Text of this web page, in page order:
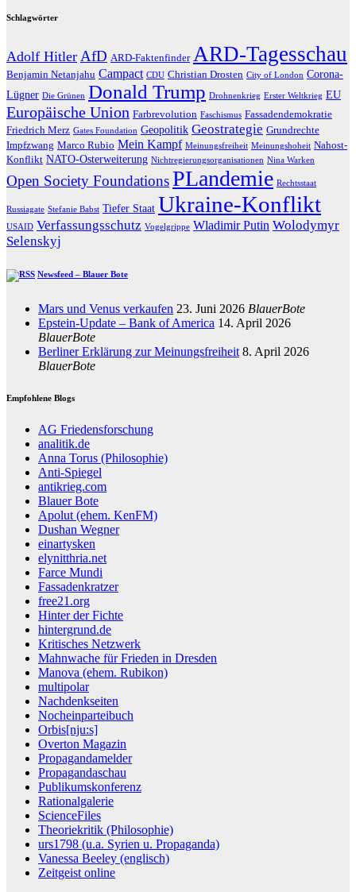
Schlagwörter
Adolf Hitler AfD ARD-Faktenfinder ARD-Tagesschau
Benjamin Netanjahu Campact CDU Christian Drosten City of London Corona-
Lügner Die Grünen Donald Trump Drohnenkrieg Erster Weltkrieg EU
Europäische Union Farbrevolution Faschismus Fassadendemokratie
Friedrich Merz Gates Foundation Geopolitik Geostrategie Grundrechte
Impfzwang Marco Rubio Mein Kampf Meinungsfreiheit Meinungshoheit Nahost-
Konflikt NATO-Osterweiterung Nichtregierungsorganisationen Nina Warken
Open Society FoundationsPLandemie Rechtsstaat
Russiagate Stefanie Babst Tiefer Staat Ukraine-Konflikt
USAID Verfassungsschutz Vogelgrippe Wladimir Putin Wolodymyr
Selenskyj
Newsfeed – Blauer Bote
Mars und Venus verkaufen 23. Juni 2026 BlauerBote
Epstein-Update – Bank of America 14. April 2026
BlauerBote
Berliner Erklärung zur Meinungsfreiheit 8. April 2026
BlauerBote
Empfohlene Blogs
AG Friedensforschung
analitik.de
Anna Torus (Philosophie)
Anti-Spiegel
antikrieg.com
Blauer Bote
Apolut (ehem. KenFM)
Dushan Wegner
einartysken
elynitthria.net
Farce Mundi
Fassadenkratzer
free21.org
Hinter der Fichte
hintergrund.de
Kritisches Netzwerk
Mahnwache für Frieden in Dresden
Manova (ehem. Rubikon)
multipolar
Nachdenkseiten
Nocheinparteibuch
Orbis[nju:s]
Overton Magazin
Propagandamelder
Propagandaschau
Publikumskonferenz
Rationalgalerie
ScienceFiles
Theoriekritik (Philosophie)
urs1798 (u.a. Syrien u. Propaganda)
Vanessa Beeley (englisch)
Zeitgeist online